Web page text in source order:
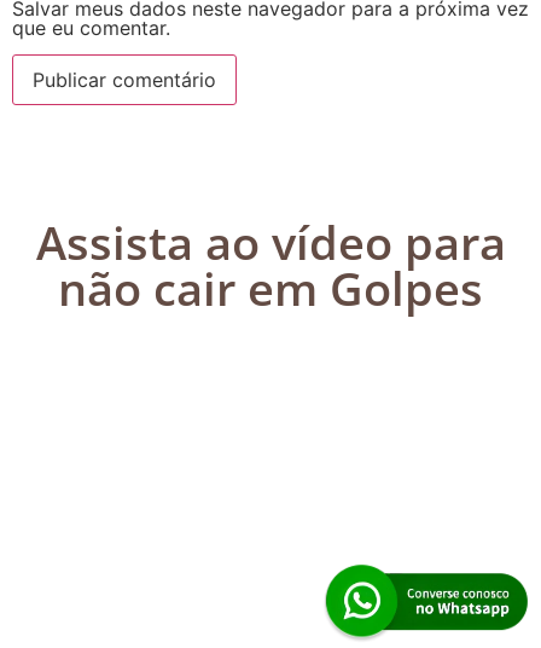
Salvar meus dados neste navegador para a próxima vez
que eu comentar.
Assista ao vídeo para
não cair em Golpes